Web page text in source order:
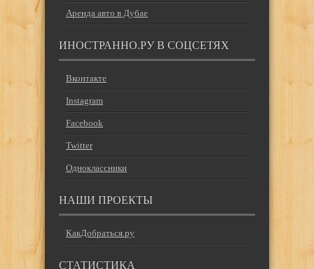
Аренда авто в Дубае
ИНОСТРАННО.РУ В СОЦСЕТЯХ
Вконтакте
Instagram
Facebook
Twitter
Одноклассники
НАШИ ПРОЕКТЫ
КакДобраться.ру
СТАТИСТИКА